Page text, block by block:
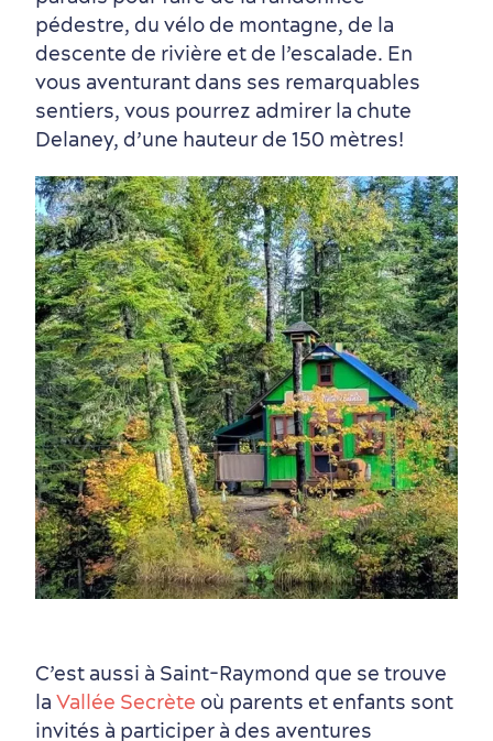
en amoureux
pédestre, du vélo de montagne, de la
descente de rivière et de l’escalade. En
vous aventurant dans ses remarquables
sentiers, vous pourrez admirer la chute
Delaney, d’une hauteur de 150 mètres!
C’est aussi à Saint-Raymond que se trouve
la Vallée Secrète où parents et enfants sont
invités à participer à des aventures